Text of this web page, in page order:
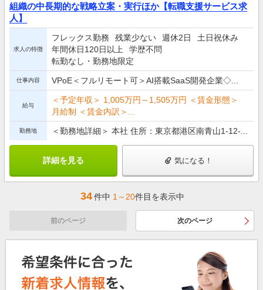
組織の中長期的な戦略立案・実行ほか【転職支援サービス求
人】
求人の特徴
フレックス勤務 残業少ない 週休2日
土日祝休み
年間休日120日以上
学歴不問
転勤なし・勤務地限定
仕事内容 VPoE＜フルリモート可＞AI搭載SaaS開発企業◇...
給与
＜予定年収＞ 1,005万円～1,505万円 ＜賃金形態＞
月給制 ＜賃金内訳＞...
勤務地 ＜勤務地詳細＞ 本社 住所：東京都港区南青山1-12-...
詳細を見る 気になる！
34件中 1～20件目を表示中
前のページ 次のページ